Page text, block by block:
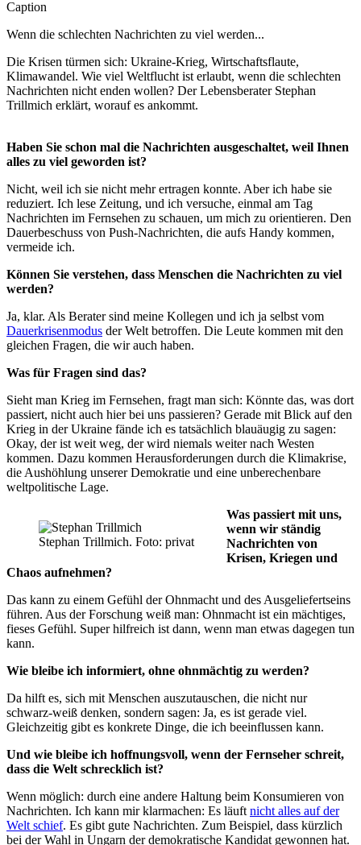
Caption
Wenn die schlechten Nachrichten zu viel werden...
Die Krisen türmen sich: Ukraine-Krieg, Wirtschaftsflaute,
Klimawandel. Wie viel Weltflucht ist erlaubt, wenn die schlechten
Nachrichten nicht enden wollen? Der Lebensberater Stephan
Trillmich erklärt, worauf es ankommt.
Haben Sie schon mal die Nachrichten ausgeschaltet, weil Ihnen
alles zu viel geworden ist?
Nicht, weil ich sie nicht mehr ertragen konnte. Aber ich habe sie
reduziert. Ich lese Zeitung, und ich versuche, einmal am Tag
Nachrichten im Fernsehen zu schauen, um mich zu orientieren. Den
Dauerbeschuss von Push-Nachrichten, die aufs Handy kommen,
vermeide ich.
Können Sie verstehen, dass Menschen die Nachrichten zu viel
werden?
Ja, klar. Als Berater sind meine Kollegen und ich ja selbst vom
Dauerkrisenmodus der Welt betroffen. Die Leute kommen mit den
gleichen Fragen, die wir auch haben.
Was für Fragen sind das?
Sieht man Krieg im Fernsehen, fragt man sich: Könnte das, was dort
passiert, nicht auch hier bei uns passieren? Gerade mit Blick auf den
Krieg in der Ukraine fände ich es tatsächlich blauäugig zu sagen:
Okay, der ist weit weg, der wird niemals weiter nach Westen
kommen. Dazu kommen Herausforderungen durch die Klimakrise,
die Aushöhlung unserer Demokratie und eine unberechenbare
weltpolitische Lage.
Stephan Trillmich. Foto: privat
Was passiert mit uns,
wenn wir ständig
Nachrichten von
Krisen, Kriegen und
Chaos aufnehmen?
Das kann zu einem Gefühl der Ohnmacht und des Ausgeliefertseins
führen. Aus der Forschung weiß man: Ohnmacht ist ein mächtiges,
fieses Gefühl. Super hilfreich ist dann, wenn man etwas dagegen tun
kann.
Wie bleibe ich informiert, ohne ohnmächtig zu werden?
Da hilft es, sich mit Menschen auszutauschen, die nicht nur
schwarz-weiß denken, sondern sagen: Ja, es ist gerade viel.
Gleichzeitig gibt es konkrete Dinge, die ich beeinflussen kann.
Und wie bleibe ich hoffnungsvoll, wenn der Fernseher schreit,
dass die Welt schrecklich ist?
Wenn möglich: durch eine andere Haltung beim Konsumieren von
Nachrichten. Ich kann mir klarmachen: Es läuft nicht alles auf der
Welt schief. Es gibt gute Nachrichten. Zum Beispiel, dass kürzlich
bei der Wahl in Ungarn der demokratische Kandidat gewonnen hat.